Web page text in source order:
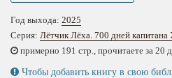
Год выхода: 2025
Серия: Лётчик Лёха. 700 дней капитана
примерно 191 стр., прочитаете за 20
Чтобы добавить книгу в свою